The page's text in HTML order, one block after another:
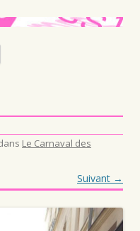
Aller au contenu principal
Le Carnaval des
Suivant →